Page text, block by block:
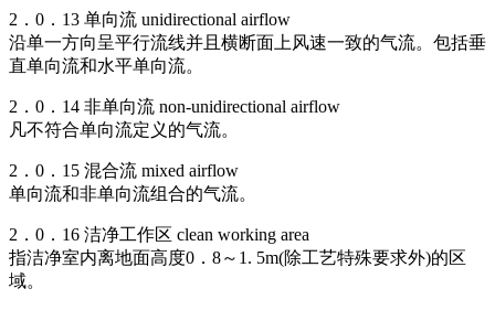
2．0．13 单向流 unidirectional airflow
沿单一方向呈平行流线并且横断面上风速一致的气流。包括垂
直单向流和水平单向流。
2．0．14 非单向流 non-unidirectional airflow
凡不符合单向流定义的气流。
2．0．15 混合流 mixed airflow
单向流和非单向流组合的气流。
2．0．16 洁净工作区 clean working area
指洁净室内离地面高度0．8～1. 5m(除工艺特殊要求外)的区
域。